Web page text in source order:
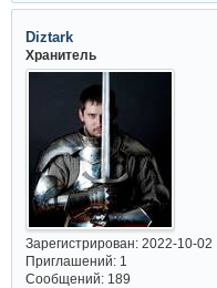
Diztark
Хранитель
Зарегистрирован: 2022-10-02
Приглашений:1
Сообщений:189